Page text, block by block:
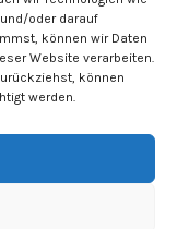
oder darauf
können wir Daten
Website verarbeiten.
können
werden.